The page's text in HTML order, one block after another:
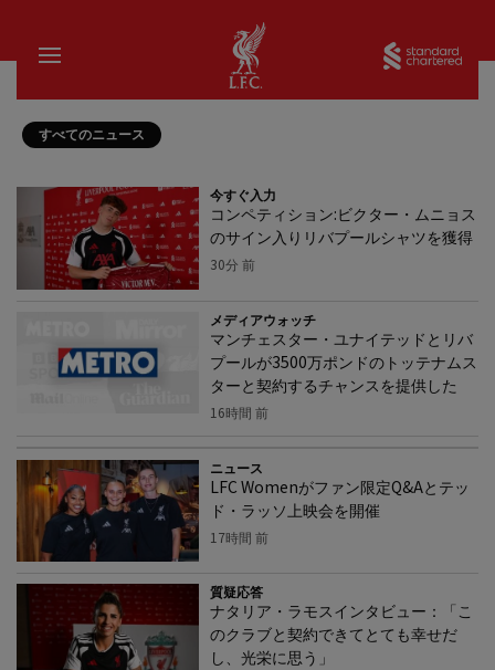
家
すべてのニュース
今すぐ入力
コンペティション:ビクター・ムニョス
のサイン入りリバプールシャツを獲得
30分 前
メディアウォッチ
マンチェスター・ユナイテッドとリバ
プールが3500万ポンドのトッテナムス
ターと契約するチャンスを提供した
16時間 前
ニュース
LFC Womenがファン限定Q&Aとテッ
ド・ラッソ上映会を開催
17時間 前
質疑応答
ナタリア・ラモスインタビュー：「こ
のクラブと契約できてとても幸せだ
し、光栄に思う」